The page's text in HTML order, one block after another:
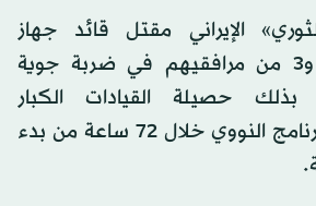
الإيراني مقتل قائد جهاز
استخباراته ونائبه و3 من مرافقيهم في ضربة جوية
بذلك حصيلة القيادات الكبار
والمسؤولين عن البرنامج النووي خلال 72 ساعة من بدء